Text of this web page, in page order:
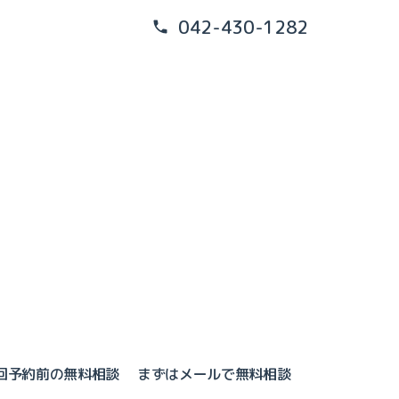
042-430-1282
予約前の無料相談 まずはメールで無料相談